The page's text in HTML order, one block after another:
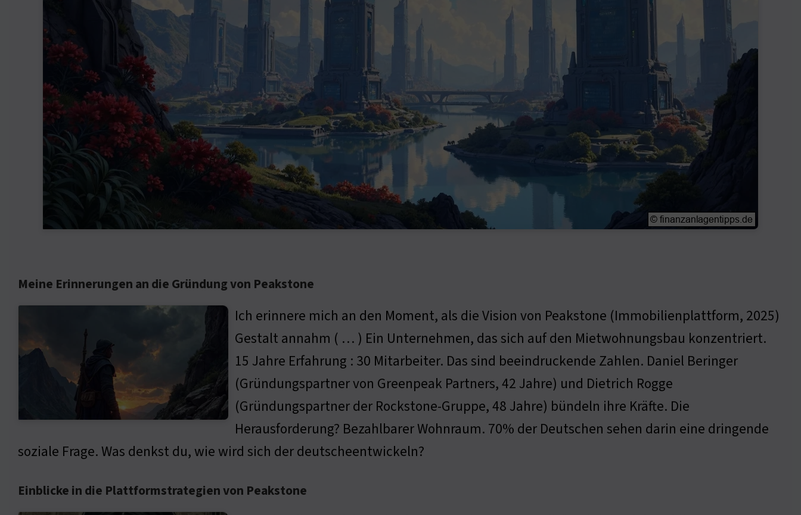
Meine Erinnerungen an die Gründung von Peakstone
Ich erinnere mich an den Moment, als die Vision von Peakstone (Immobilienplattform, 2025)
Gestalt annahm ( … ) Ein Unternehmen, das sich auf den Mietwohnungsbau konzentriert.
15 Jahre Erfahrung : 30 Mitarbeiter. Das sind beeindruckende Zahlen. Daniel Beringer
(Gründungspartner von Greenpeak Partners, 42 Jahre) und Dietrich Rogge
(Gründungspartner der Rockstone-Gruppe, 48 Jahre) bündeln ihre Kräfte. Die
Herausforderung? Bezahlbarer Wohnraum. 70% der Deutschen sehen darin eine dringende
soziale Frage. Was denkst du, wie wird sich der deutscheentwickeln?
Einblicke in die Plattformstrategien von Peakstone